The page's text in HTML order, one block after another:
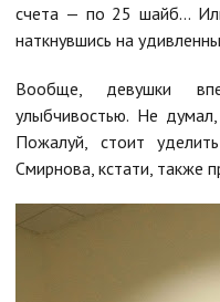
счета — по 25 шайб…
наткнувшись на
Вообще, девушки
улыбчивостью. Не
Пожалуй, стоит
Смирнова, кстати, также